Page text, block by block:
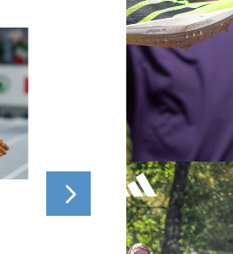
Athlétisme : Sur quelle
à quelle heure voir les
Championnats d’Europe
Birmingham 2026 en